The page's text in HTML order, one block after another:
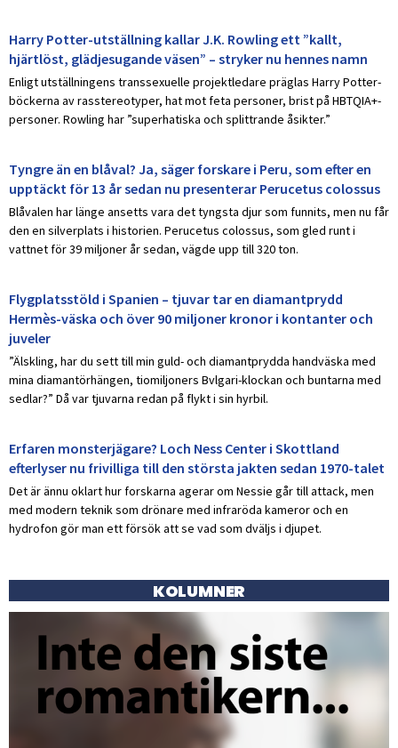
Harry Potter-utställning kallar J.K. Rowling ett ”kallt,
hjärtlöst, glädjesugande väsen” – stryker nu hennes namn
Enligt utställningens transsexuelle projektledare präglas Harry Potter-
böckerna av rasstereotyper, hat mot feta personer, brist på HBTQIA+-
personer. Rowling har ”superhatiska och splittrande åsikter.”
Tyngre än en blåval? Ja, säger forskare i Peru, som efter en
upptäckt för 13 år sedan nu presenterar Perucetus colossus
Blåvalen har länge ansetts vara det tyngsta djur som funnits, men nu får
den en silverplats i historien. Perucetus colossus, som gled runt i
vattnet för 39 miljoner år sedan, vägde upp till 320 ton.
Flygplatsstöld i Spanien – tjuvar tar en diamantprydd
Hermès-väska och över 90 miljoner kronor i kontanter och
juveler
”Älskling, har du sett till min guld- och diamantprydda handväska med
mina diamantörhängen, tiomiljoners Bvlgari-klockan och buntarna med
sedlar?” Då var tjuvarna redan på flykt i sin hyrbil.
Erfaren monsterjägare? Loch Ness Center i Skottland
efterlyser nu frivilliga till den största jakten sedan 1970-talet
Det är ännu oklart hur forskarna agerar om Nessie går till attack, men
med modern teknik som drönare med infraröda kameror och en
hydrofon gör man ett försök att se vad som dväljs i djupet.
KOLUMNER